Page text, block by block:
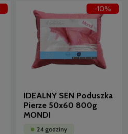
IDEALNY SEN Poduszka
Pierze 50x60 800g
MONDI
24 godziny
-10%